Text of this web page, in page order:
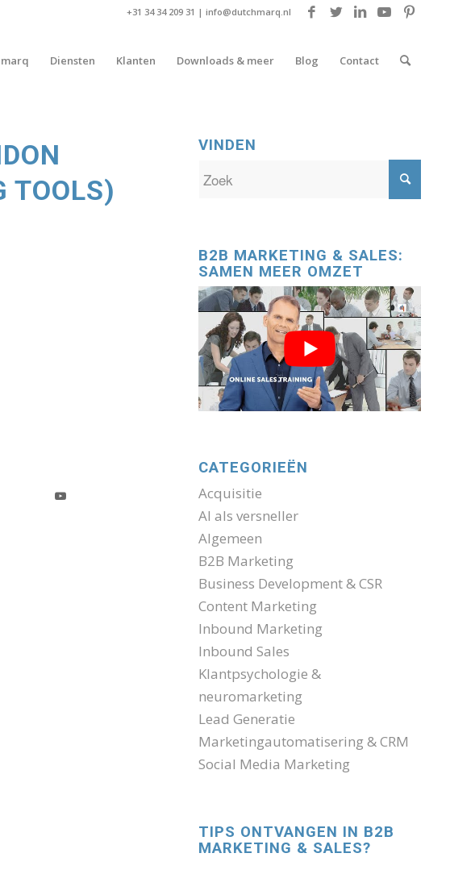
+31 34 34 209 31 | info@dutchmarq.nl
Diensten Klanten Downloads & meer Blog Contact
TOOLS)
VINDEN
B2B MARKETING & SALES:
SAMEN MEER OMZET
CATEGORIEËN
Acquisitie
AI als versneller
Algemeen
B2B Marketing
Business Development & CSR
Content Marketing
Inbound Marketing
Inbound Sales
Klantpsychologie &
neuromarketing
Lead Generatie
Marketingautomatisering & CRM
Social Media Marketing
TIPS ONTVANGEN IN B2B
MARKETING & SALES?